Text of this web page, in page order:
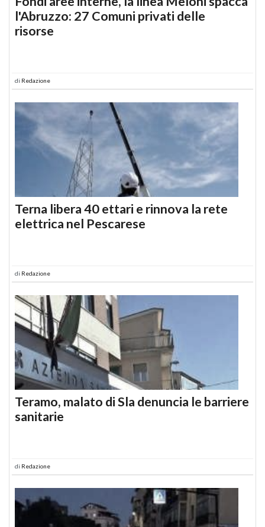
l'Abruzzo: 27 Comuni privati delle
risorse
di Redazione
Terna libera 40 ettari e rinnova la rete
elettrica nel Pescarese
di Redazione
Teramo, malato di Sla denuncia le barriere
sanitarie
di Redazione